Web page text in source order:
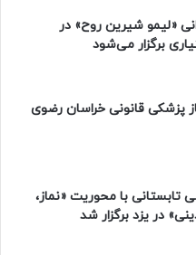
«لیمو شیرین روح» در
برگزار می‌شود
پزشکی قانونی خراسان رضوی
تابستانی با محوریت «نماز،
در یزد برگزار شد